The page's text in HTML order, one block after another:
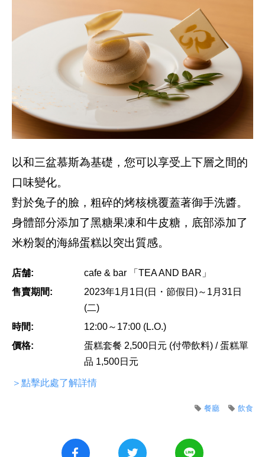
以和三盆慕斯為基礎，您可以享受上下層之間的
口味變化。
對於兔子的臉，粗碎的烤核桃覆蓋著御手洗醬。
身體部分添加了黑糖果凍和牛皮糖，底部添加了
米粉製的海綿蛋糕以突出質感。
店舗:
cafe & bar 「TEA AND BAR」
售賣期間:
2023年1月1日(日・節假日)～1月31日
(二)
時間:
12:00～17:00 (L.O.)
價格:
蛋糕套餐 2,500日元 (付帶飲料) / 蛋糕單
品 1,500日元
＞點擊此處了解詳情
飲食
餐廳